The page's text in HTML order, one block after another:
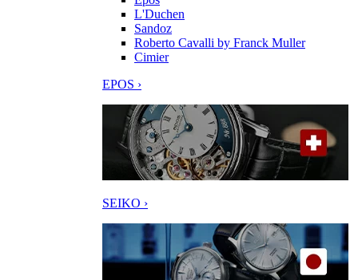
L'Duchen
Sandoz
Roberto Cavalli by Franck Muller
Cimier
EPOS ›
SEIKO ›